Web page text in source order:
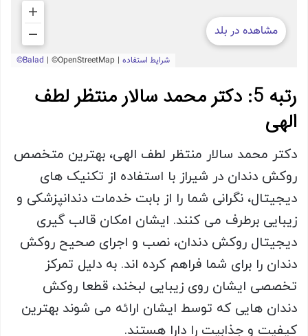
رتبه 5: دکتر محمد سالار منتظر لطف
الهی
دکتر محمد سالار منتظر لطف الهی، بهترین متخصص
روکش دندان در شیراز با استفاده از تکنیک های
دیجیتال، نگرانی شما را از بابت خدمات دندانپزشکی و
زیبایی برطرف می کنند. ایشان امکان قالب گیری
دیجیتال روکش دندان، نصب و اجرای صحیح روکش
دندان را برای شما فراهم کرده اند. به دلیل تمرکز
تخصصی ایشان روی زیبایی لبخند، قطعا روکش
دندان هایی که توسط ایشان ارائه می شوند بهترین
کیفیت و جذابیت را دارا هستند.